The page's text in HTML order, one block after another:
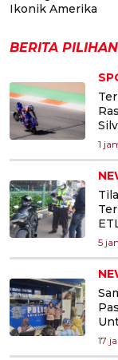
Ikonik Amerika
BERITA PILIHAN
1
5
17